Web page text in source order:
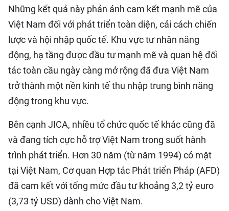
Những kết quả này phản ánh cam kết mạnh mẽ của
Việt Nam đối với phát triển toàn diện, cải cách chiến
lược và hội nhập quốc tế. Khu vực tư nhân năng
động, hạ tầng được đầu tư mạnh mẽ và quan hệ đối
tác toàn cầu ngày càng mở rộng đã đưa Việt Nam
trở thành một nền kinh tế thu nhập trung bình năng
động trong khu vực.
Bên cạnh JICA, nhiều tổ chức quốc tế khác cũng đã
và đang tích cực hỗ trợ Việt Nam trong suốt hành
trình phát triển. Hơn 30 năm (từ năm 1994) có mặt
tại Việt Nam, Cơ quan Hợp tác Phát triển Pháp (AFD)
đã cam kết với tổng mức đầu tư khoảng 3,2 tỷ euro
(3,73 tỷ USD) dành cho Việt Nam.